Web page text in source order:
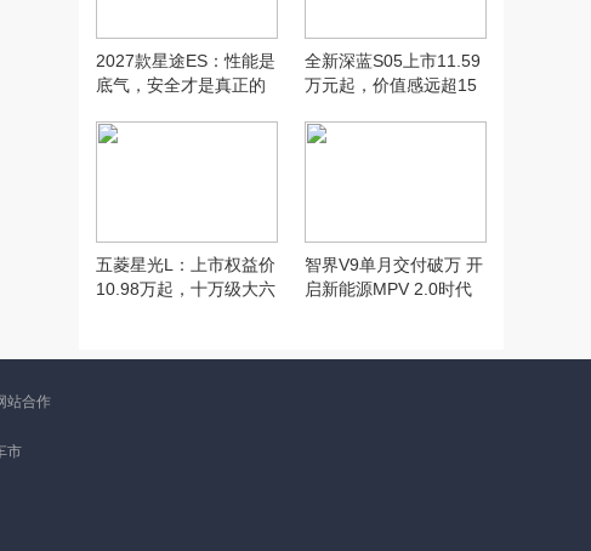
2027款星途ES：性能是
底气，安全才是真正的
全新深蓝S05上市11.59
万元起，价值感远超15
五菱星光L：上市权益价
10.98万起，十万级大六
智界V9单月交付破万 开
启新能源MPV 2.0时代
站合作
市